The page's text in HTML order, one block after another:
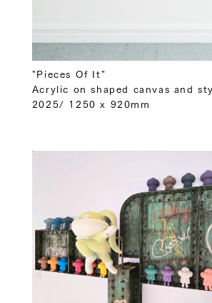
"Pieces Of It"
Acrylic on shaped canvas and
2025/ 1250 x 920mm